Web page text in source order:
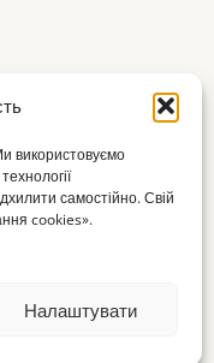
використовуємо
самостійно. Свій
cookies».
Налаштувати